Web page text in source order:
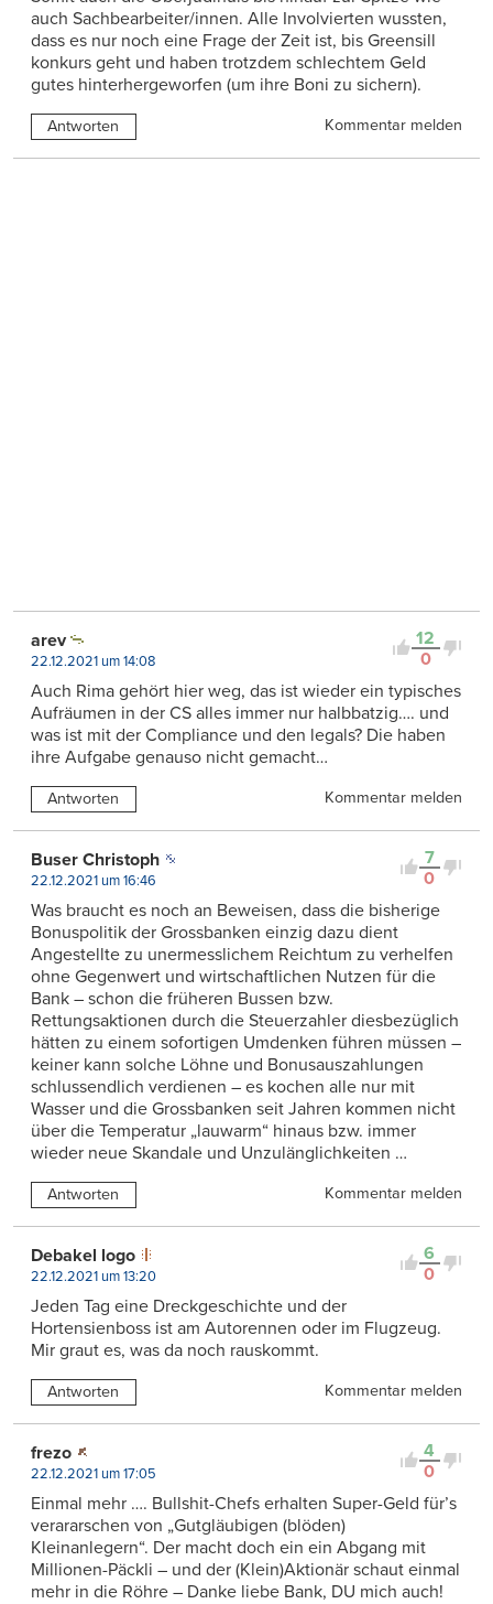
auch Sachbearbeiter/innen. Alle Involvierten wussten,
dass es nur noch eine Frage der Zeit ist, bis Greensill
konkurs geht und haben trotzdem schlechtem Geld
gutes hinterhergeworfen (um ihre Boni zu sichern).
Antworten Kommentar melden
12
0
arev
22.12.2021 um 14:08
Auch Rima gehört hier weg, das ist wieder ein typisches
Aufräumen in der CS alles immer nur halbbatzig…. und
was ist mit der Compliance und den legals? Die haben
ihre Aufgabe genauso nicht gemacht…
Antworten Kommentar melden
7
0
Buser Christoph
22.12.2021 um 16:46
Was braucht es noch an Beweisen, dass die bisherige
Bonuspolitik der Grossbanken einzig dazu dient
Angestellte zu unermesslichem Reichtum zu verhelfen
ohne Gegenwert und wirtschaftlichen Nutzen für die
Bank – schon die früheren Bussen bzw.
Rettungsaktionen durch die Steuerzahler diesbezüglich
hätten zu einem sofortigen Umdenken führen müssen –
keiner kann solche Löhne und Bonusauszahlungen
schlussendlich verdienen – es kochen alle nur mit
Wasser und die Grossbanken seit Jahren kommen nicht
über die Temperatur „lauwarm“ hinaus bzw. immer
wieder neue Skandale und Unzulänglichkeiten …
Antworten Kommentar melden
6
0
Debakel logo
22.12.2021 um 13:20
Jeden Tag eine Dreckgeschichte und der
Hortensienboss ist am Autorennen oder im Flugzeug.
Mir graut es, was da noch rauskommt.
Antworten Kommentar melden
4
0
frezo
22.12.2021 um 17:05
Einmal mehr …. Bullshit-Chefs erhalten Super-Geld für’s
verararschen von „Gutgläubigen (blöden)
Kleinanlegern“. Der macht doch ein ein Abgang mit
Millionen-Päckli – und der (Klein)Aktionär schaut einmal
mehr in die Röhre – Danke liebe Bank, DU mich auch!